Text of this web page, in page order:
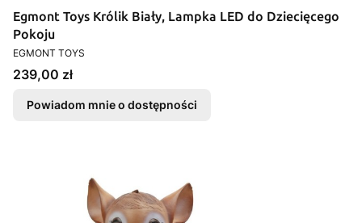
Egmont Toys Królik Biały, Lampka LED do Dziecięcego
Pokoju
PRODUCENT
EGMONT TOYS
Cena
239,00 zł
Powiadom mnie o dostępności